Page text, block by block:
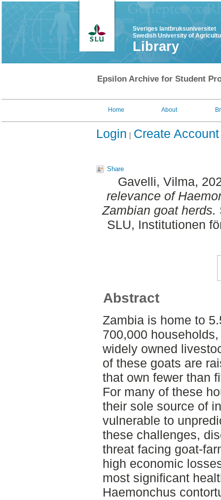
Sveriges lantbruksuniversitet
Swedish University of
Library
Epsilon Archive for Student
Home About
Login Create Account
Share
Gavelli, Vilma,
relevance of
Zambian goat herds.
SLU, Institutionen
Abstract
Zambia is home to
700,000
widely owned
of these goats are
that own fewer than
For many of these
their sole source of
vulnerable to
these challenges,
threat facing goat-
high economic
most significant
Haemonchus